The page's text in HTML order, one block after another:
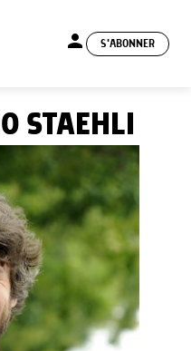
person S'ABONNER
STAEHLI